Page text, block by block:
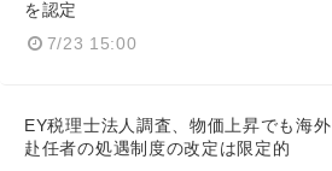
を認定
7/23 15:00
EY税理士法人調査、物価上昇でも海外
赴任者の処遇制度の改定は限定的